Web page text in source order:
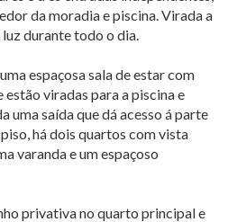
da moradia e piscina. Virada a
durante todo o dia.
espaçosa sala de estar com
estão viradas para a piscina e
uma saída que dá acesso á parte
há dois quartos com vista
varanda e um espaçoso
privativa no quarto principal e